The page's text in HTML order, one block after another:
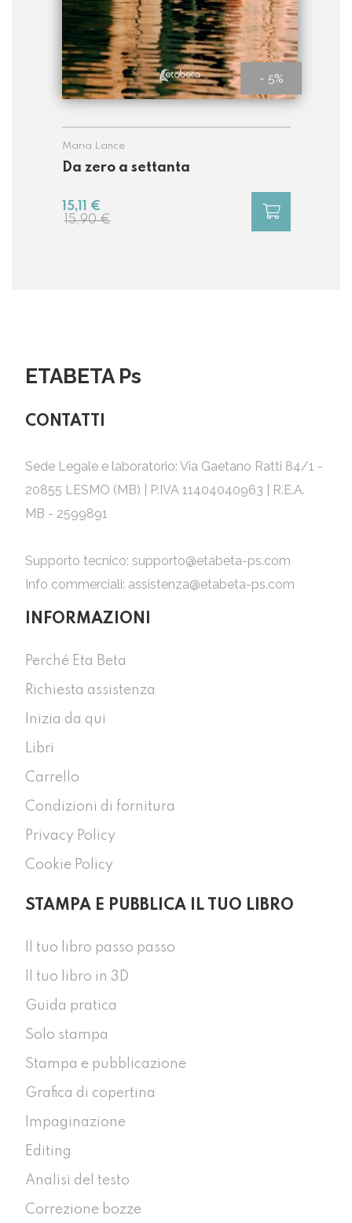
- 5%
Da zero a settanta
Maria Lance
15,90 €
15,11 €
ETABETA Ps
CONTATTI
Sede Legale e laboratorio: Via Gaetano Ratti 84/1 -
20855 LESMO (MB) | P.IVA 11404040963 | R.E.A.
MB - 2599891
Supporto tecnico: supporto@etabeta-ps.com
Info commerciali: assistenza@etabeta-ps.com
INFORMAZIONI
Perché Eta Beta
Richiesta assistenza
Inizia da qui
Libri
Carrello
Condizioni di fornitura
Privacy Policy
Cookie Policy
STAMPA E PUBBLICA IL TUO LIBRO
Il tuo libro passo passo
Il tuo libro in 3D
Guida pratica
Solo stampa
Stampa e pubblicazione
Grafica di copertina
Impaginazione
Editing
Analisi del testo
Correzione bozze